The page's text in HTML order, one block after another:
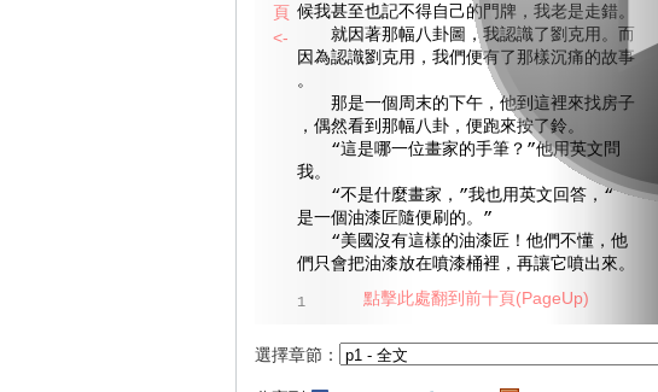
候我甚至也記不得自己的門牌，我老是走錯。
就因著那幅八卦圖，我認識了劉克用。而
因為認識劉克用，我們便有了那樣沉痛的故事
。
那是一個周末的下午，他到這裡來找房子
，偶然看到那幅八卦，便跑來按了鈴。
“這是哪一位畫家的手筆？”他用英文問
我。
“不是什麼畫家，”我也用英文回答，“
是一個油漆匠隨便刷的。”
“美國沒有這樣的油漆匠！他們不懂，他
們只會把油漆放在噴漆桶裡，再讓它噴出來。
1
選擇章節：
點擊此處翻到前十頁(PageUp)
頁
<-